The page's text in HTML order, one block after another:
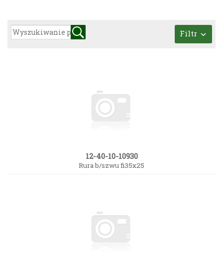
Filtr
12-40-10-10930
Rura b/szwu fi35x25